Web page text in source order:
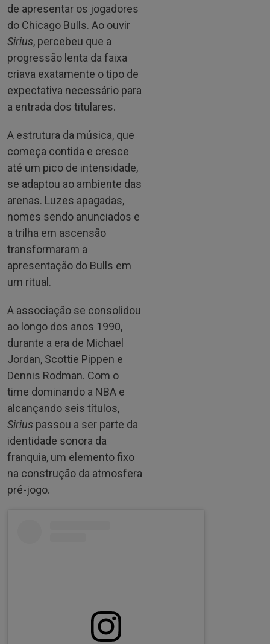
de apresentar os jogadores
do Chicago Bulls. Ao ouvir
Sirius, percebeu que a
progressão lenta da faixa
criava exatamente o tipo de
expectativa necessário para
a entrada dos titulares.
A estrutura da música, que
começa contida e cresce
até um pico de intensidade,
se adaptou ao ambiente das
arenas. Luzes apagadas,
nomes sendo anunciados e
a trilha em ascensão
transformaram a
apresentação do Bulls em
um ritual.
A associação se consolidou
ao longo dos anos 1990,
durante a era de Michael
Jordan, Scottie Pippen e
Dennis Rodman. Com o
time dominando a NBA e
alcançando seis títulos,
Sirius passou a ser parte da
identidade sonora da
franquia, um elemento fixo
na construção da atmosfera
pré-jogo.